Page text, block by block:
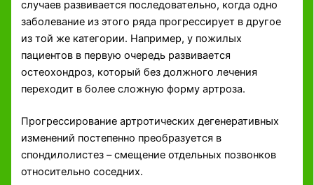
случаев развивается последовательно, когда одно
заболевание из этого ряда прогрессирует в другое
из той же категории. Например, у пожилых
пациентов в первую очередь развивается
остеохондроз, который без должного лечения
переходит в более сложную форму артроза.
Прогрессирование артротических дегенеративных
изменений постепенно преобразуется в
спондилолистез – смещение отдельных позвонков
относительно соседних.